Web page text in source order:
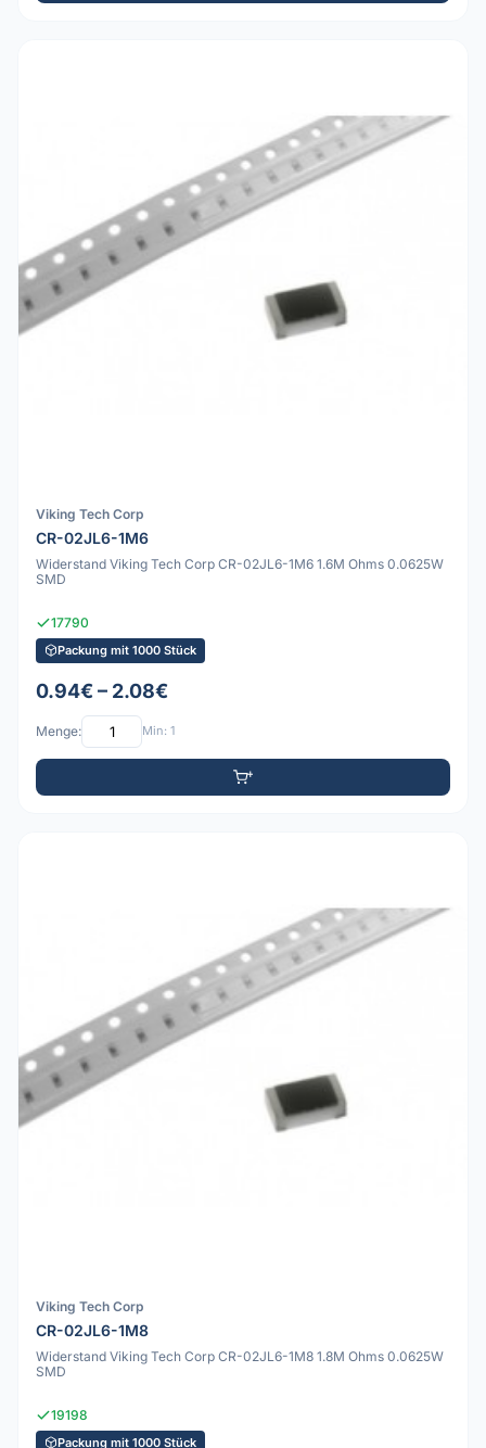
Viking Tech Corp
CR-02JL6-1M6
Widerstand Viking Tech Corp CR-02JL6-1M6 1.6M Ohms 0.0625W
SMD
17790
Packung mit 1000 Stück
0.94€ – 2.08€
Menge: Min: 1
Viking Tech Corp
CR-02JL6-1M8
Widerstand Viking Tech Corp CR-02JL6-1M8 1.8M Ohms 0.0625W
SMD
19198
Packung mit 1000 Stück